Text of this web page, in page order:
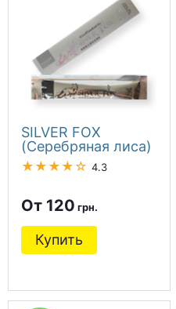
SILVER FOX
(Серебряная лиса)
★★★★☆ 4.3
От 120
Купить